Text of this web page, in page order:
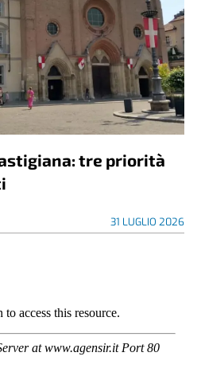
tre priorità
31 LUGLIO 2026